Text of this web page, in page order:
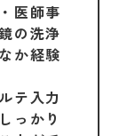
医師事
の洗浄
か経験
テ入力
っかり